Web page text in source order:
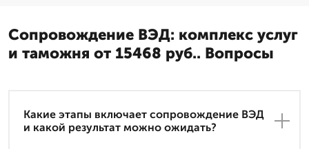
Сопровождение ВЭД: комплекс услуг
и таможня от 15468 руб.. Вопросы
Какие этапы включает сопровождение ВЭД
и какой результат можно ожидать?